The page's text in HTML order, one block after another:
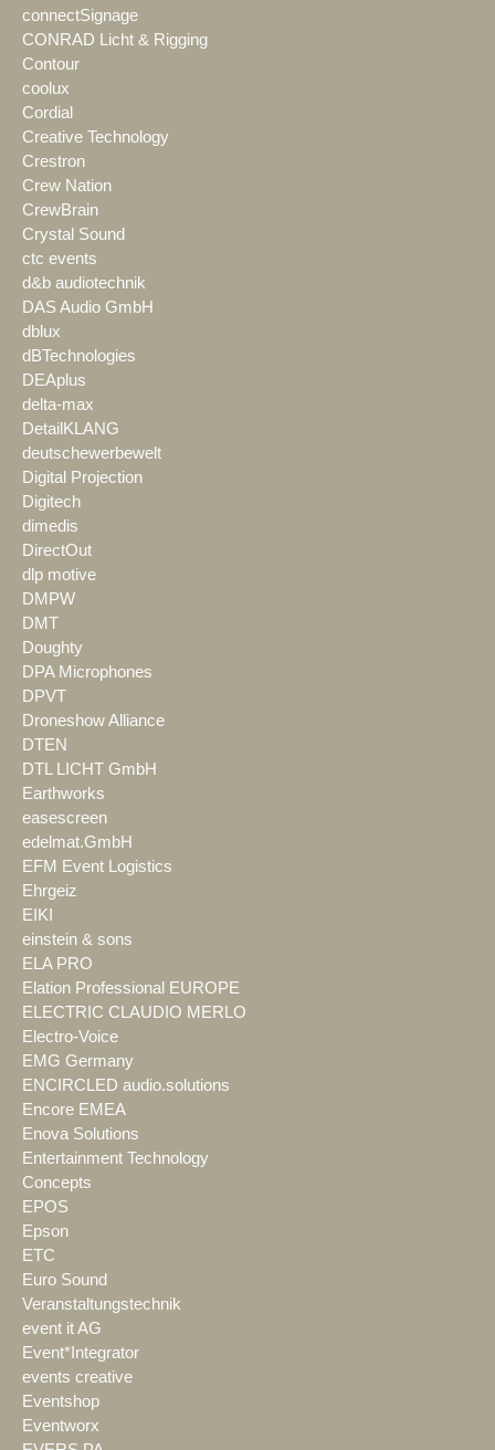
connectSignage
CONRAD Licht & Rigging
Contour
coolux
Cordial
Creative Technology
Crestron
Crew Nation
CrewBrain
Crystal Sound
ctc events
d&b audiotechnik
DAS Audio GmbH
dblux
dBTechnologies
DEAplus
delta-max
DetailKLANG
deutschewerbewelt
Digital Projection
Digitech
dimedis
DirectOut
dlp motive
DMPW
DMT
Doughty
DPA Microphones
DPVT
Droneshow Alliance
DTEN
DTL LICHT GmbH
Earthworks
easescreen
edelmat.GmbH
EFM Event Logistics
Ehrgeiz
EIKI
einstein & sons
ELA PRO
Elation Professional EUROPE
ELECTRIC CLAUDIO MERLO
Electro-Voice
EMG Germany
ENCIRCLED audio.solutions
Encore EMEA
Enova Solutions
Entertainment Technology
Concepts
EPOS
Epson
ETC
Euro Sound
Veranstaltungstechnik
event it AG
Event*Integrator
events creative
Eventshop
Eventworx